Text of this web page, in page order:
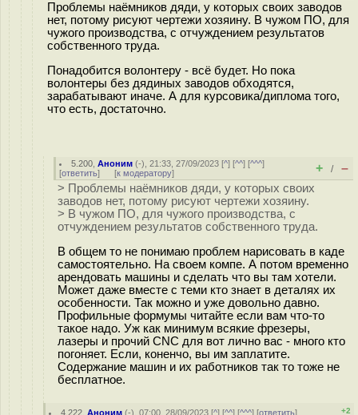
Проблемы наёмников дяди, у которых своих заводов
нет, потому рисуют чертежи хозяину. В чужом ПО, для
чужого производства, с отчуждением результатов
собственного труда.
Понадобится волонтеру - всё будет. Но пока
волонтеры без дядиных заводов обходятся,
зарабатывают иначе. А для курсовика/диплома того,
что есть, достаточно.
5.200 ,Аноним (-), 21:33, 27/09/2023 [^] [^^] [^^^]
[ответить] [к модератору] + / –
> Проблемы наёмников дяди, у которых своих
заводов нет, потому рисуют чертежи хозяину.
> В чужом ПО, для чужого производства, с
отчуждением результатов собственного труда.
В общем то не понимаю проблем нарисовать в каде
самостоятельно. На своем компе. А потом временно
арендовать машины и сделать что вы там хотели.
Может даже вместе с теми кто знает в деталях их
особенности. Так можно и уже довольно давно.
Профильные формумы читайте если вам что-то
такое надо. Уж как минимум всякие фрезеры,
лазеры и прочий CNC для вот лично вас - много кто
погоняет. Если, коненчо, вы им заплатите.
Содержание машин и их работников так то тоже не
бесплатное.
4.222 ,Аноним (-), 07:00, 28/09/2023 [^] [^^] [^^^] [ответить]
+2